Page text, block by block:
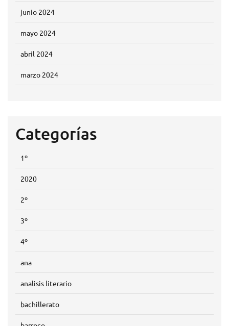
junio 2024
mayo 2024
abril 2024
marzo 2024
Categorías
1º
2020
2º
3º
4º
ana
analisis literario
bachillerato